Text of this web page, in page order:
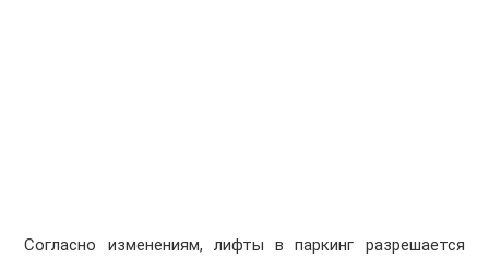
Согласно изменениям, лифты в паркинг разрешается